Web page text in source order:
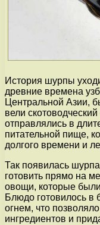
История шурпы
древние времена
Центральной Азии,
вели
отправлялись в
питательной пище,
долгого времени и
Так появилась
готовить прямо на
овощи, которые
Блюдо готовилось в
огнем, что
ингредиентов и